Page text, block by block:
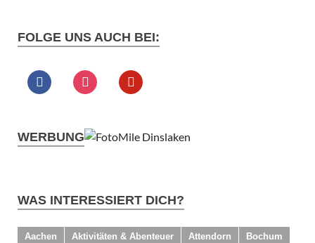
FOLGE UNS AUCH BEI:
WERBUNG
WAS INTERESSIERT DICH?
Aachen Aktivitäten & Abenteuer Attendorn
Bochum